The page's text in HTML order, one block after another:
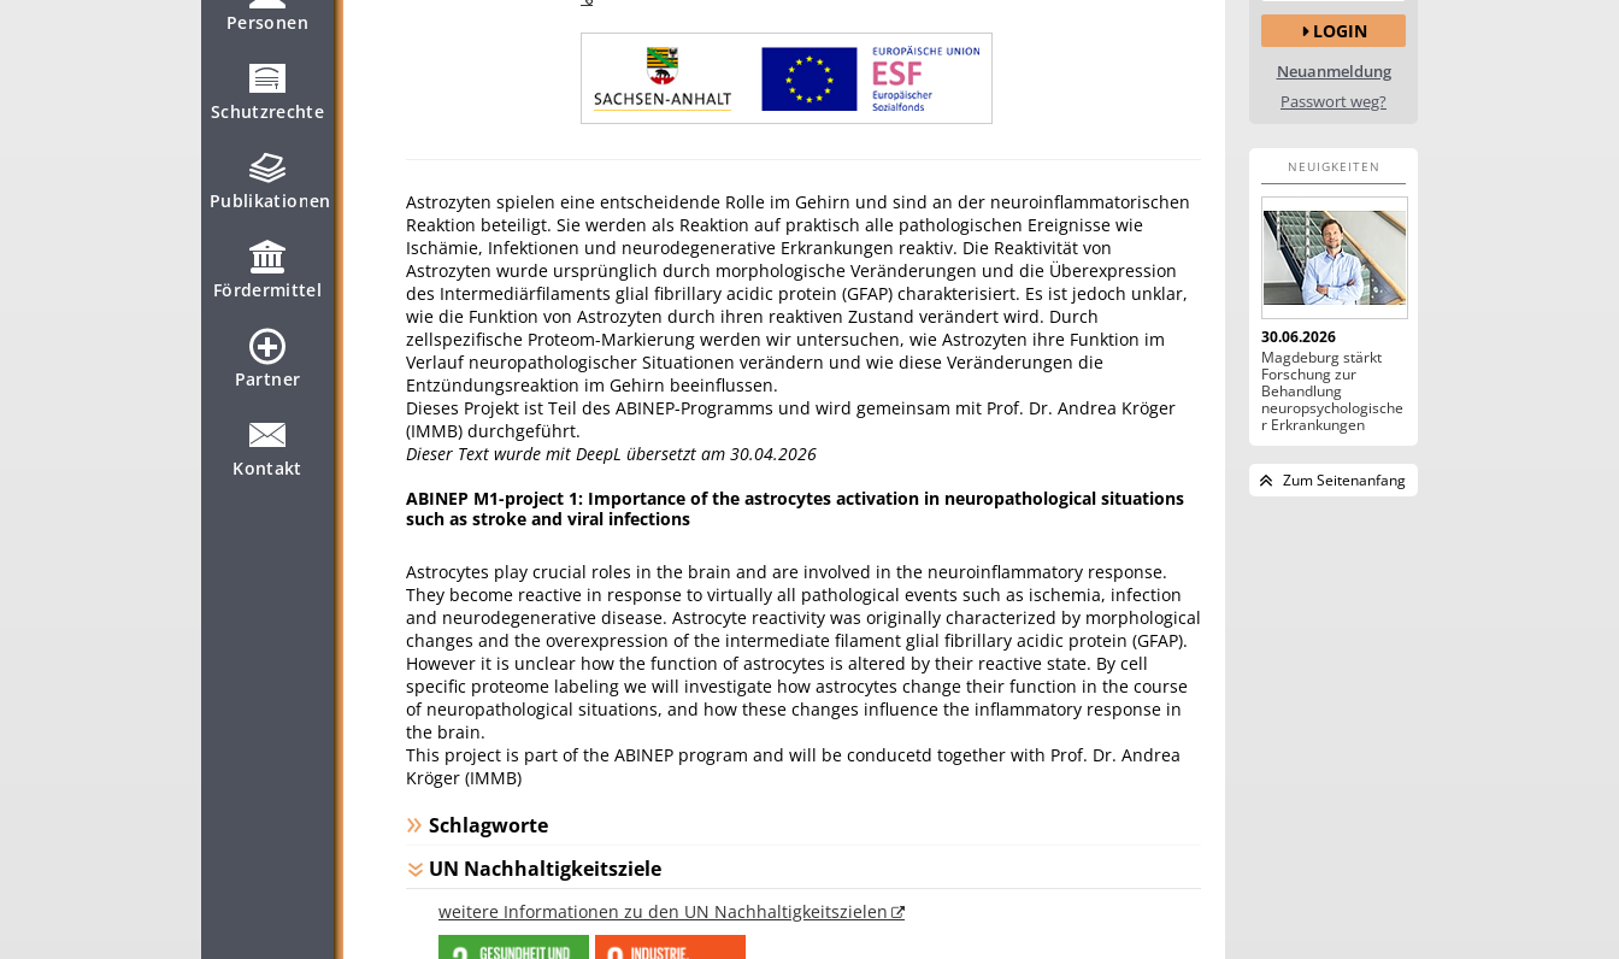
Personen
Schutzrechte
Publikationen
Fördermittel
Partner
Kontakt
Astrozyten spielen eine entscheidende Rolle im Gehirn und sind an der neuroinflammatorischen
Reaktion beteiligt. Sie werden als Reaktion auf praktisch alle pathologischen Ereignisse wie
Ischämie, Infektionen und neurodegenerative Erkrankungen reaktiv. Die Reaktivität von
Astrozyten wurde ursprünglich durch morphologische Veränderungen und die Überexpression
des Intermediärfilaments glial fibrillary acidic protein (GFAP) charakterisiert. Es ist jedoch unklar,
wie die Funktion von Astrozyten durch ihren reaktiven Zustand verändert wird. Durch
zellspezifische Proteom-Markierung werden wir untersuchen, wie Astrozyten ihre Funktion im
Verlauf neuropathologischer Situationen verändern und wie diese Veränderungen die
Entzündungsreaktion im Gehirn beeinflussen.
Dieses Projekt ist Teil des ABINEP-Programms und wird gemeinsam mit Prof. Dr. Andrea Kröger
(IMMB) durchgeführt.
Dieser Text wurde mit DeepL übersetzt am 30.04.2026
ABINEP M1-project 1: Importance of the astrocytes activation in neuropathological situations
such as stroke and viral infections
Astrocytes play crucial roles in the brain and are involved in the neuroinflammatory response.
They become reactive in response to virtually all pathological events such as ischemia, infection
and neurodegenerative disease. Astrocyte reactivity was originally characterized by morphological
changes and the overexpression of the intermediate filament glial fibrillary acidic protein (GFAP).
However it is unclear how the function of astrocytes is altered by their reactive state. By cell
specific proteome labeling we will investigate how astrocytes change their function in the course
of neuropathological situations, and how these changes influence the inflammatory response in
the brain.
This project is part of the ABINEP program and will be conducetd together with Prof. Dr. Andrea
Kröger (IMMB)
Schlagworte
UN Nachhaltigkeitsziele
weitere Informationen zu den UN Nachhaltigkeitszielen
LOGIN
Neuanmeldung
Passwort weg?
NEUIGKEITEN
30.06.2026
Magdeburg stärkt
Forschung zur
Behandlung
neuropsychologische
r Erkrankungen
Zum Seitenanfang